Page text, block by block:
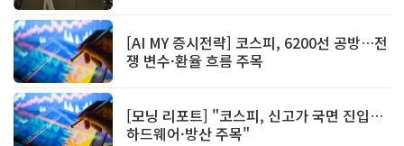
[AI MY 증시전략] 코스피, 6200선 공방…전
쟁 변수·환율 흐름 주목
[모닝 리포트] "코스피, 신고가 국면 진입…
하드웨어·방산 주목"